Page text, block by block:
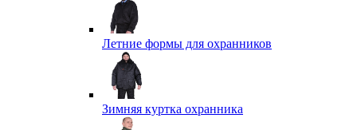
Летние формы для охранников
Зимняя куртка охранника